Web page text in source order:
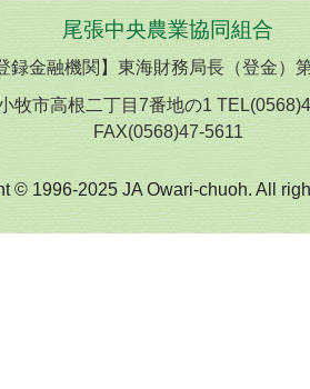
尾張中央農業協同組合
録金融機関】東海財務局長（登金）
牧市高根二丁目7番地の1
FAX(0568)47-5611
© 1996-2025 JA Owari-chuoh. All